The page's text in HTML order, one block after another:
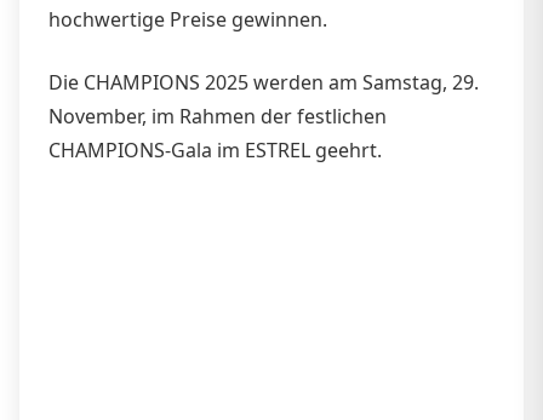
hochwertige Preise gewinnen.
Die CHAMPIONS 2025 werden am Samstag, 29.
November, im Rahmen der festlichen
CHAMPIONS-Gala im ESTREL geehrt.